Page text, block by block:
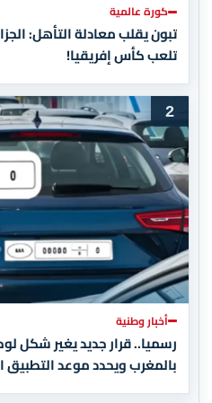
كورة عالمية
تبون يقلب معادلة التأهل:
تلعب كأس إفريقيا!
2
أخبار وطنية
رسميا.. قرار جديد يغير شكل
بالمغرب ويحدد موعد التطبيق